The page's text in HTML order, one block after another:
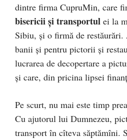
dintre firma CupruMin, care
bisericii și transportul ei la
Sibiu, și o firmă de
banii și pentru pictorii și
lucrarea de decopertare a
și care, din pricina lipsei
Pe scurt, nu mai este timp
Cu ajutorul lui Dumnezeu,
transport în cîteva săptămîni.